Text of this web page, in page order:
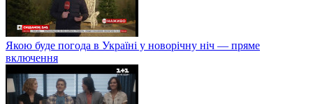
Якою буде погода в Україні у новорічну ніч — пряме
включення